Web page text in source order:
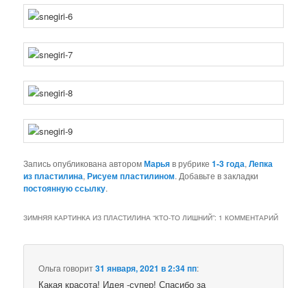
Запись опубликована авторомМарьяв рубрике1-3 года,Лепка
из пластилина,Рисуем пластилином. Добавьте в закладки
постоянную ссылку.
ЗИМНЯЯ КАРТИНКА ИЗ ПЛАСТИЛИНА “КТО-ТО ЛИШНИЙ”: 1 КОММЕНТАРИЙ
Ольга говорит31 января, 2021 в 2:34 пп:
Какая красота! Идея -супер! Спасибо за